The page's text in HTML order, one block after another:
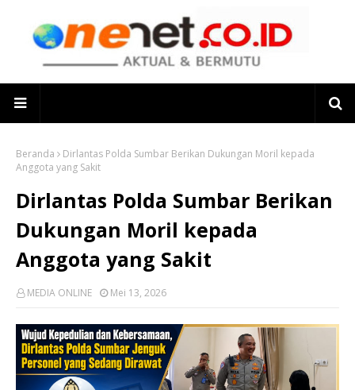
Beranda
Dirlantas Polda Sumbar Berikan Dukungan Moril kepada
Anggota yang Sakit
Dirlantas Polda Sumbar Berikan
Dukungan Moril kepada
Anggota yang Sakit
MEDIA ONLINE Mei 13, 2026